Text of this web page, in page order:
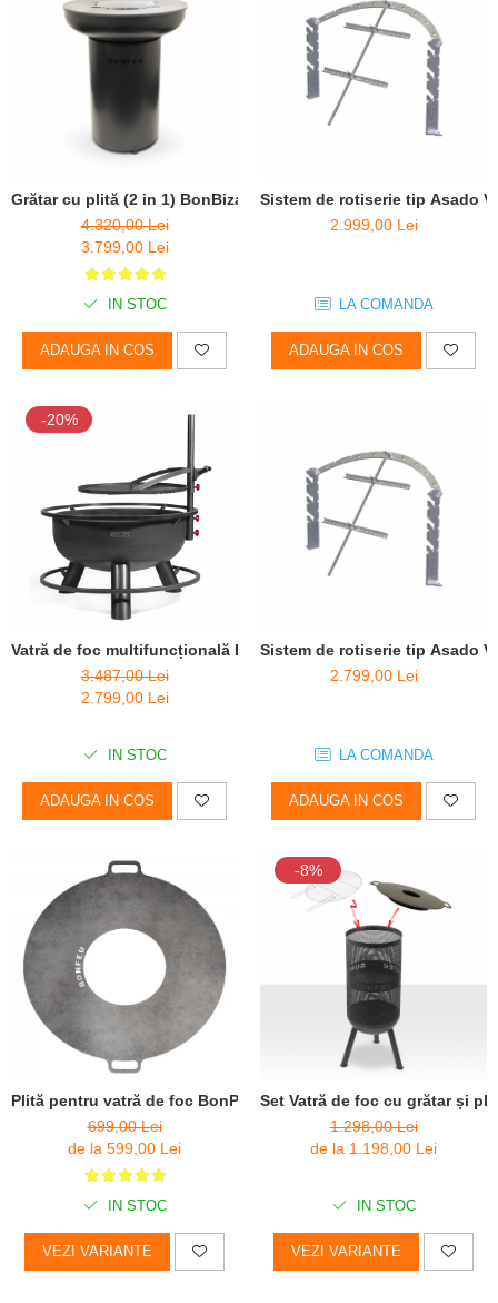
Grătar cu plită (2 in 1) BonBiza Black- D 80cm x H 100cm
4.320,00 Lei
3.799,00 Lei
IN STOC
ADAUGA IN COS
Sistem de rotiserie tip Asado
2.999,00 Lei
LA COMANDA
ADAUGA IN COS
-20%
Vatră de foc multifuncțională Bandito + suport ceaun
3.487,00 Lei
2.799,00 Lei
IN STOC
ADAUGA IN COS
Sistem de rotiserie tip Asado
2.799,00 Lei
LA COMANDA
ADAUGA IN COS
Plită pentru vatră de foc BonPlancha
699,00 Lei
de la 599,00 Lei
IN STOC
VEZI VARIANTE
-8%
Set Vatră de foc cu grătar și
1.298,00 Lei
de la 1.198,00 Lei
IN STOC
VEZI VARIANTE